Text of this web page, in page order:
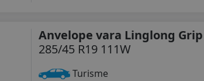
Anvelope vara Linglong
285/45 R19 111W
Turisme